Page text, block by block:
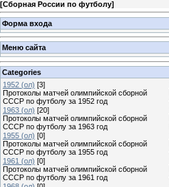
[Сборная России по футболу]
Форма входа
Меню сайта
Categories
1952 (ол) [3]
Протоколы матчей олимпийской сборной
СССР по футболу за 1952 год
1963 (ол) [20]
Протоколы матчей олимпийской сборной
СССР по футболу за 1963 год
1955 (ол) [0]
Протоколы матчей олимпийской сборной
СССР по футболу за 1955 год
1961 (ол) [0]
Протоколы матчей олимпийской сборной
СССР по футболу за 1961 год